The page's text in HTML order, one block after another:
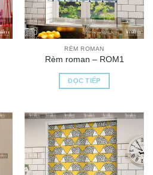
RÈM ROMAN
Rèm roman – ROM1
ĐỌC TIẾP